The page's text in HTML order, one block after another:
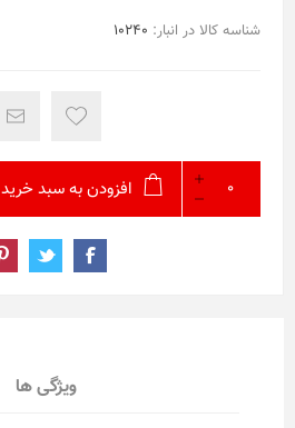
شناسه کالا در انبار: 10240
افزودن به سبد خرید
ویژگی ها